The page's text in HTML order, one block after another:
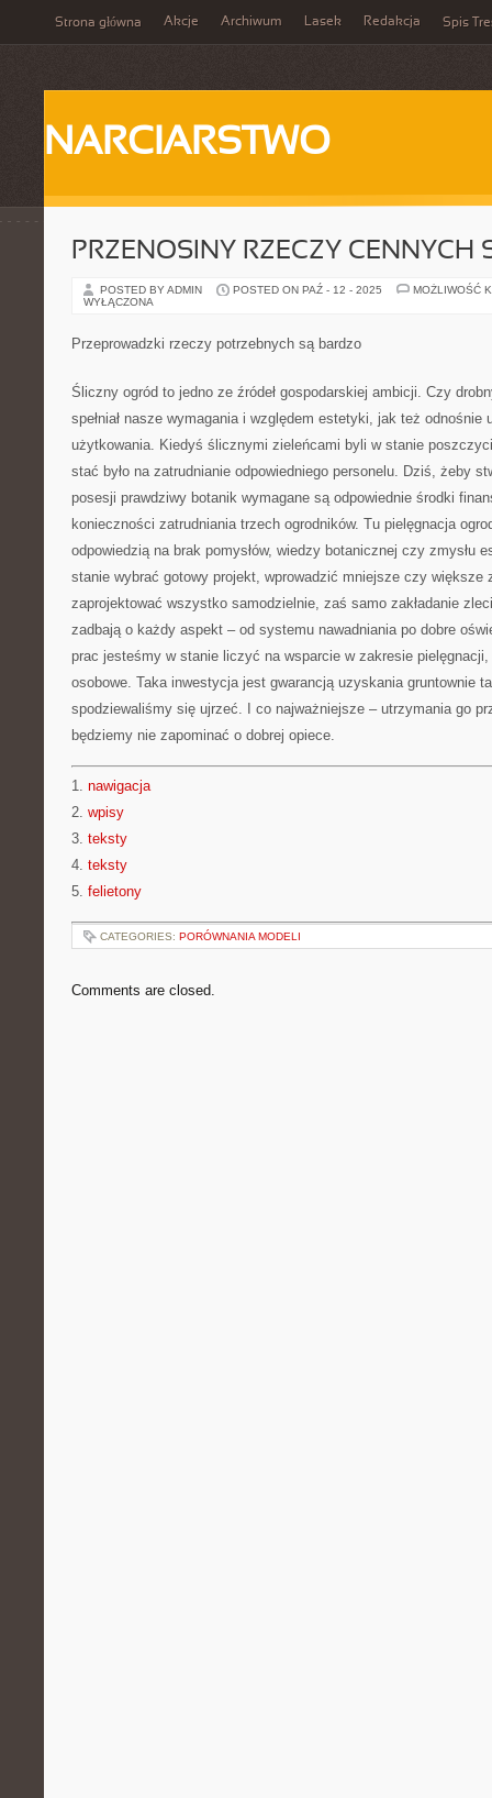
Strona główna Akcje Archiwum Lasek Redakcja Spis
NARCIARSTWO
PRZENOSINY RZECZY CENNYCH
POSTED BY ADMIN POSTED ON PAŹ - 12 - 2025
MOŻLIWOŚĆ
WYŁĄCZONA
Przeprowadzki rzeczy potrzebnych są bardzo
Śliczny ogród to jedno ze źródeł gospodarskiej ambicji. Czy
spełniał nasze wymagania i względem estetyki, jak też odnośnie
użytkowania. Kiedyś ślicznymi zieleńcami byli w stanie
stać było na zatrudnianie odpowiedniego personelu. Dziś, żeby
posesji prawdziwy botanik wymagane są odpowiednie środki
konieczności zatrudniania trzech ogrodników. Tu pielęgnacja
odpowiedzią na brak pomysłów, wiedzy botanicznej czy zmysłu
stanie wybrać gotowy projekt, wprowadzić mniejsze czy większe
zaprojektować wszystko samodzielnie, zaś samo zakładanie
zadbają o każdy aspekt – od systemu nawadniania po dobre
prac jesteśmy w stanie liczyć na wsparcie w zakresie
osobowe. Taka inwestycja jest gwarancją uzyskania gruntownie
spodziewaliśmy się ujrzeć. I co najważniejsze – utrzymania go
będziemy nie zapominać o dobrej opiece.
1. nawigacja
2. wpisy
3. teksty
4. teksty
5. felietony
CATEGORIES: PORÓWNANIA MODELI
Comments are closed.